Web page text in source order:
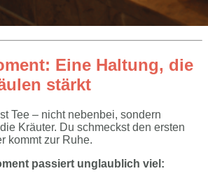
Eine Haltung, die
stärkt
Tee – nicht nebenbei, sondern
Kräuter. Du schmeckst den ersten
kommt zur Ruhe.
passiert unglaublich viel: